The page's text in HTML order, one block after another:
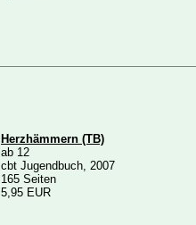
Herzhämmern (TB)
ab 12
cbt Jugendbuch, 2007
165 Seiten
5,95 EUR